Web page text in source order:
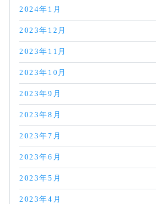
2024年1月
2023年12月
2023年11月
2023年10月
2023年9月
2023年8月
2023年7月
2023年6月
2023年5月
2023年4月